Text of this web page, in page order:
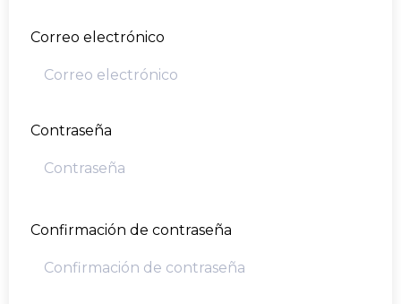
Correo electrónico
Contraseña
Confirmación de contraseña